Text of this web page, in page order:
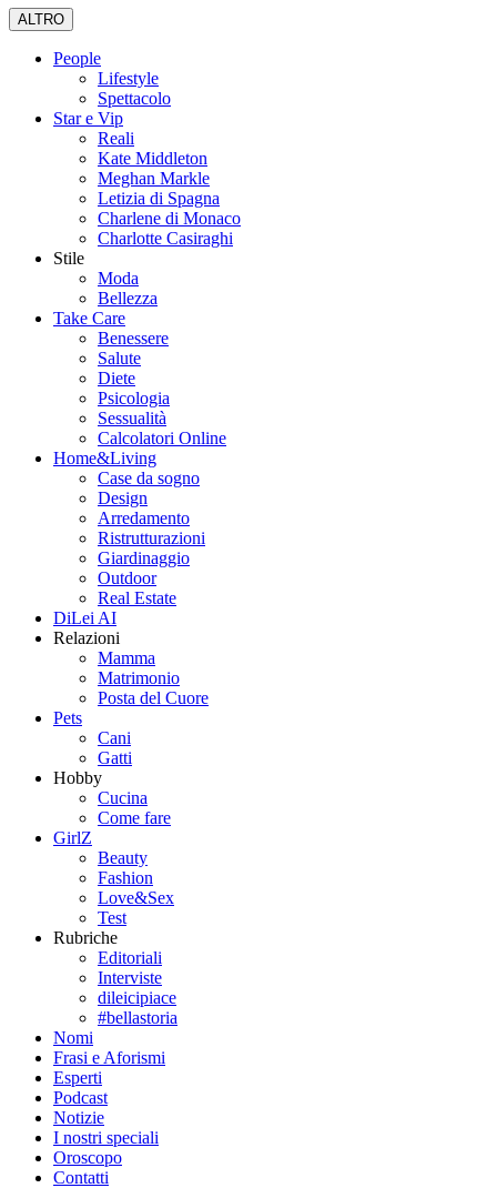
ALTRO
People
Lifestyle
Spettacolo
Star e Vip
Reali
Kate Middleton
Meghan Markle
Letizia di Spagna
Charlene di Monaco
Charlotte Casiraghi
Stile
Moda
Bellezza
Take Care
Benessere
Salute
Diete
Psicologia
Sessualità
Calcolatori Online
Home&Living
Case da sogno
Design
Arredamento
Ristrutturazioni
Giardinaggio
Outdoor
Real Estate
DiLei AI
Relazioni
Mamma
Matrimonio
Posta del Cuore
Pets
Cani
Gatti
Hobby
Cucina
Come fare
GirlZ
Beauty
Fashion
Love&Sex
Test
Rubriche
Editoriali
Interviste
dileicipiace
#bellastoria
Nomi
Frasi e Aforismi
Esperti
Podcast
Notizie
I nostri speciali
Oroscopo
Contatti